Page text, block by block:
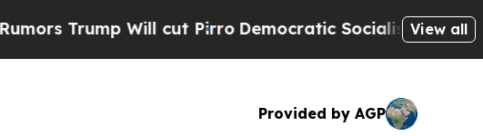
Will cut PirroDemocratic Socialists of America Propose
View all
Provided by AGP